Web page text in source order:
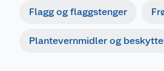
Flagg og flaggstenger
Plantevernmidler og